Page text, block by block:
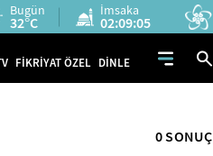
Bugün
32°C
İmsaka
02:09:04
FİKRİYAT ÖZEL DİNLE
0 SONUÇ